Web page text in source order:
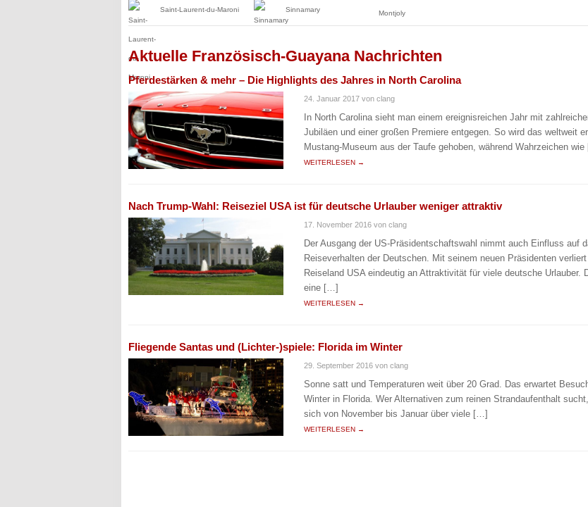
Saint-Laurent-du-Maroni Sinnamary
Aktuelle Französisch-Guayana Nachrichten
Pferdestärken & mehr – Die Highlights des Jahres in North Carolina
24. Januar 2017 von clang
In North Carolina sieht man einem ereignisreichen Jahr mit
Jubiläen und einer großen Premiere entgegen. So wird das weltweit
Mustang-Museum aus der Taufe gehoben, während Wahrzeichen
WEITERLESEN →
Nach Trump-Wahl: Reiseziel USA ist für deutsche Urlauber weniger attraktiv
17. November 2016 von clang
Der Ausgang der US-Präsidentschaftswahl nimmt auch Einfluss auf
Reiseverhalten der Deutschen. Mit seinem neuen Präsidenten
Reiseland USA eindeutig an Attraktivität für viele deutsche Urlauber.
eine […]
WEITERLESEN →
Fliegende Santas und (Lichter-)spiele: Florida im Winter
29. September 2016 von clang
Sonne satt und Temperaturen weit über 20 Grad. Das erwartet
Winter in Florida. Wer Alternativen zum reinen Strandaufenthalt
sich von November bis Januar über viele […]
WEITERLESEN →